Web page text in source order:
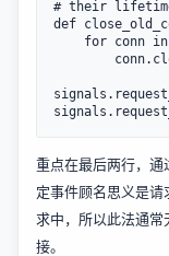
# their
def
重点在最后两行，
定事件顾名思义是
求中，所以此法通
接。